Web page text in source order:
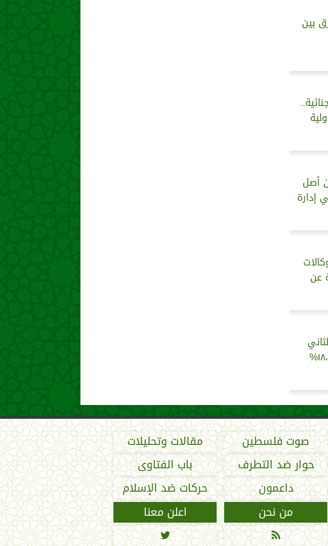
بين
أصل
إدارة
عن
صوت فلسطين
مقالات وتحليلات
حوار ضد التطرف
باب الفتاوى
داعمون
حركات ضد الإسلام
من نحن
اعلن معنا

